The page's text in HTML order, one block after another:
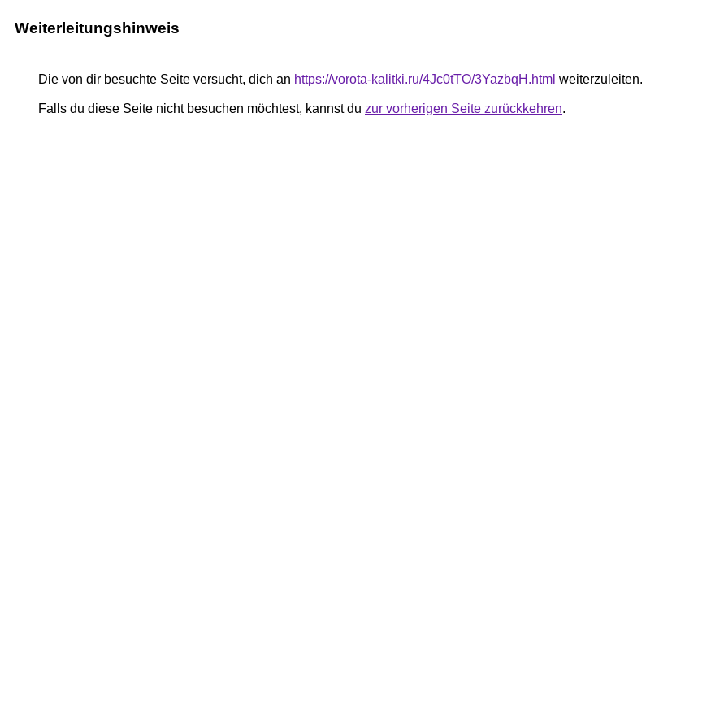
Weiterleitungshinweis
Die von dir besuchte Seite versucht, dich an https://vorota-kalitki.ru/4Jc0tTO/3YazbqH.html weiterzuleiten.
Falls du diese Seite nicht besuchen möchtest, kannst du zur vorherigen Seite zurückkehren.